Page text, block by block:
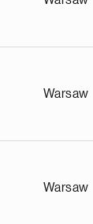
Warsaw
Warsaw